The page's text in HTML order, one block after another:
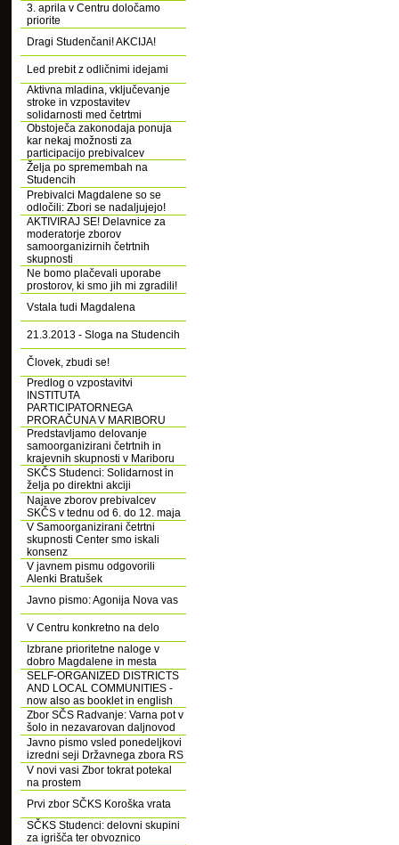
3. aprila v Centru določamo
priorite
Dragi Studenčani! AKCIJA!
Led prebit z odličnimi idejami
Aktivna mladina, vključevanje
stroke in vzpostavitev
solidarnosti med četrtmi
Obstoječa zakonodaja ponuja
kar nekaj možnosti za
participacijo prebivalcev
Želja po spremembah na
Studencih
Prebivalci Magdalene so se
odločili: Zbori se nadaljujejo!
AKTIVIRAJ SE! Delavnice za
moderatorje zborov
samoorganizirnih četrtnih
skupnosti
Ne bomo plačevali uporabe
prostorov, ki smo jih mi zgradili!
Vstala tudi Magdalena
21.3.2013 - Sloga na Studencih
Človek, zbudi se!
Predlog o vzpostavitvi
INSTITUTA
PARTICIPATORNEGA
PRORAČUNA V MARIBORU
Predstavljamo delovanje
samoorganizirani četrtnih in
krajevnih skupnosti v Mariboru
SKČS Studenci: Solidarnost in
želja po direktni akciji
Najave zborov prebivalcev
SKČS v tednu od 6. do 12. maja
V Samoorganizirani četrtni
skupnosti Center smo iskali
konsenz
V javnem pismu odgovorili
Alenki Bratušek
Javno pismo: Agonija Nova vas
V Centru konkretno na delo
Izbrane prioritetne naloge v
dobro Magdalene in mesta
SELF-ORGANIZED DISTRICTS
AND LOCAL COMMUNITIES -
now also as booklet in english
Zbor SČS Radvanje: Varna pot v
šolo in nezavarovan daljnovod
Javno pismo vsled ponedeljkovi
izredni seji Državnega zbora RS
V novi vasi Zbor tokrat potekal
na prostem
Prvi zbor SČKS Koroška vrata
SČKS Studenci: delovni skupini
za igrišča ter obvoznico